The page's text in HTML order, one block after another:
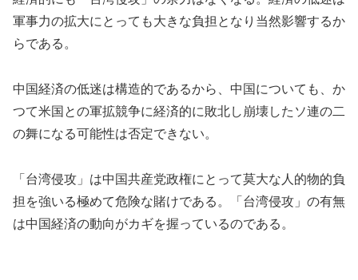
軍事力の拡大にとっても大きな負担となり当然影響するか
らである。
中国経済の低迷は構造的であるから、中国についても、か
つて米国との軍拡競争に経済的に敗北し崩壊したソ連の二
の舞になる可能性は否定できない。
「台湾侵攻」は中国共産党政権にとって莫大な人的物的負
担を強いる極めて危険な賭けである。「台湾侵攻」の有無
は中国経済の動向がカギを握っているのである。